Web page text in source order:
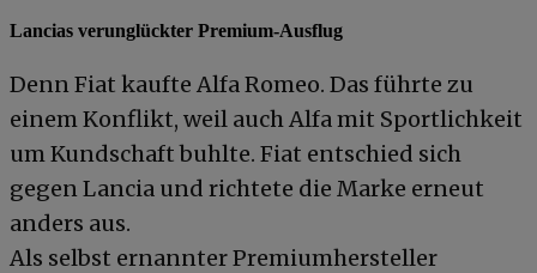
Lancias verunglückter Premium-Ausflug
Denn Fiat kaufte Alfa Romeo. Das führte zu
einem Konflikt, weil auch Alfa mit Sportlichkeit
um Kundschaft buhlte. Fiat entschied sich
gegen Lancia und richtete die Marke erneut
anders aus.
Als selbst ernannter Premiumhersteller